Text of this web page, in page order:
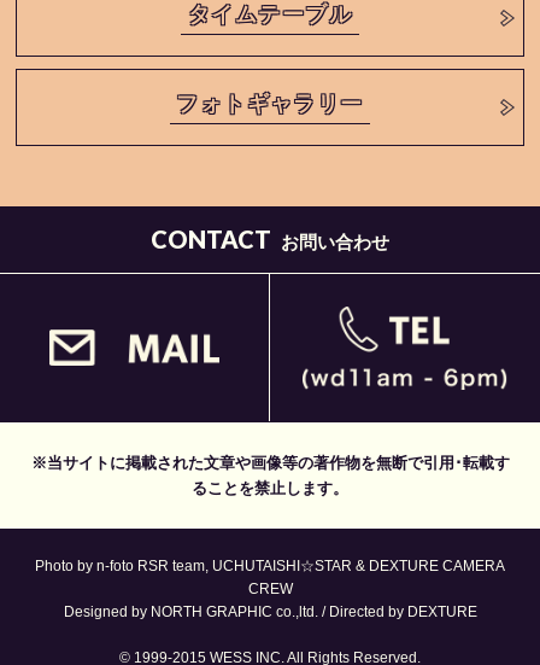
タイムテーブル
フォトギャラリー
CONTACT お問い合わせ
※当サイトに掲載された文章や画像等の著作物を無断で引用･転載す
ることを禁止します。
Photo by n-foto RSR team, UCHUTAISHI☆STAR & DEXTURE CAMERA
CREW
Designed by NORTH GRAPHIC co.,ltd. / Directed by DEXTURE
© 1999-2015 WESS INC. All Rights Reserved.